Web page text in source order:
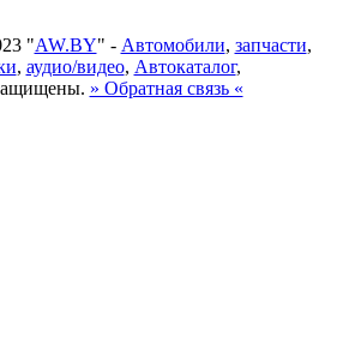
"AW.BY" - Автомобили, запчасти,
, аудио/видео, Автокаталог,
» Обратная связь «